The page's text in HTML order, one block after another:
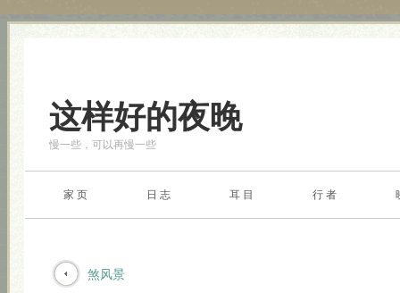
这样好的夜晚
慢一些，可以再慢一些
家 页 日 志 耳 目 行 者
煞风景